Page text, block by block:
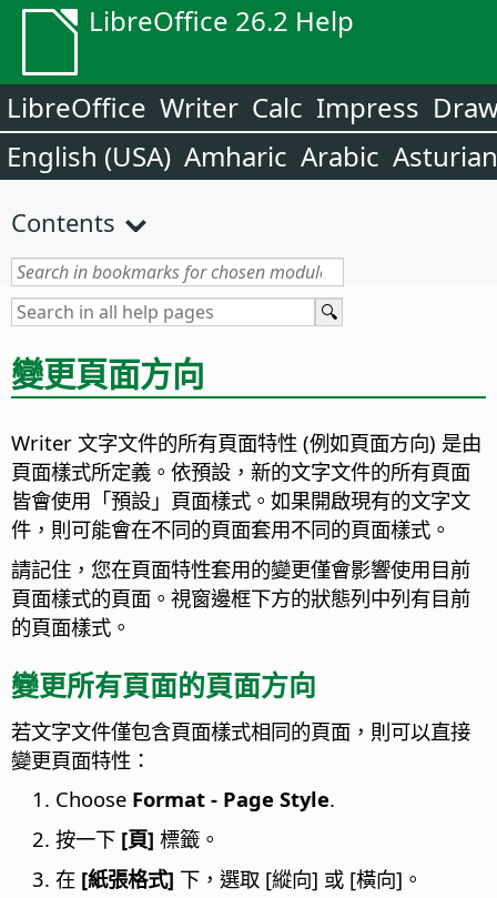
LibreOffice 26.2 Help
LibreOffice Writer Calc Impress
English (USA) Amharic Arabic Asturian
Contents
變更頁面方向
Writer 文字文件的所有頁面特性 (例如頁面方向) 是由
頁面樣式所定義。依預設，新的文字文件的所有頁面
皆會使用「預設」頁面樣式。如果開啟現有的文字文
件，則可能會在不同的頁面套用不同的頁面樣式。
請記住，您在頁面特性套用的變更僅會影響使用目前
頁面樣式的頁面。視窗邊框下方的狀態列中列有目前
的頁面樣式。
變更所有頁面的頁面方向
若文字文件僅包含頁面樣式相同的頁面，則可以直接
變更頁面特性：
Choose Format - Page Style.
按一下 [頁] 標籤。
在 [紙張格式] 下，選取 [縱向] 或 [橫向]。